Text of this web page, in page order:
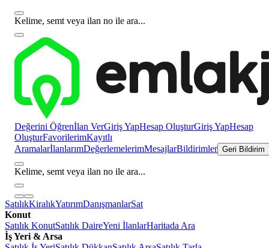
Kelime, semt veya ilan no ile ara...
Değerini Öğrenİlan VerGiriş YapHesap OluşturGiriş YapHesap
OluşturFavorilerimKayıtlı
AramalarİlanlarımDeğerlemelerimMesajlarBildirimler Geri Bildirim
Kelime, semt veya ilan no ile ara...
SatılıkKiralıkYatırımDanışmanlarSat
Konut
Satılık KonutSatılık DaireYeni İlanlarHaritada Ara
İş Yeri & Arsa